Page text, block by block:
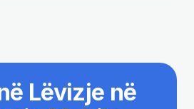
Lëvizje në